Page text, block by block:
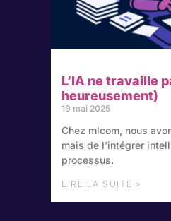
L’IA ne travaille
heureusement)
19 mai 2025
Chez mlcom, nous
mais de l’intégrer
processus.
LIRE LA SUITE »